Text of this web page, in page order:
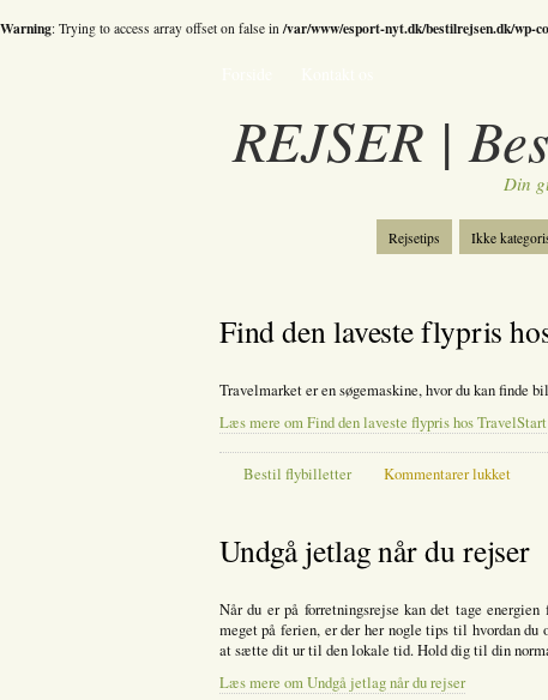
Warning: Trying to access array offset on false in/var/www/esport-nyt.dk/bestilrejsen.dk/wp-
REJSER |
Din
Rejsetips Ikke
Find den laveste flypris
Travelmarket er en søgemaskine, hvor du kan
Læs mere om Find den laveste flypris hos TravelStart
Bestil flybilletter Kommentarer lukkettil
flypris
Undgå jetlag når du rejser
Når du er på forretningsrejse kan det tage
meget på ferien, er der her nogle tips til hvordan
at sætte dit ur til den lokale tid. Hold dig til din
Læs mere om Undgå jetlag når du rejser